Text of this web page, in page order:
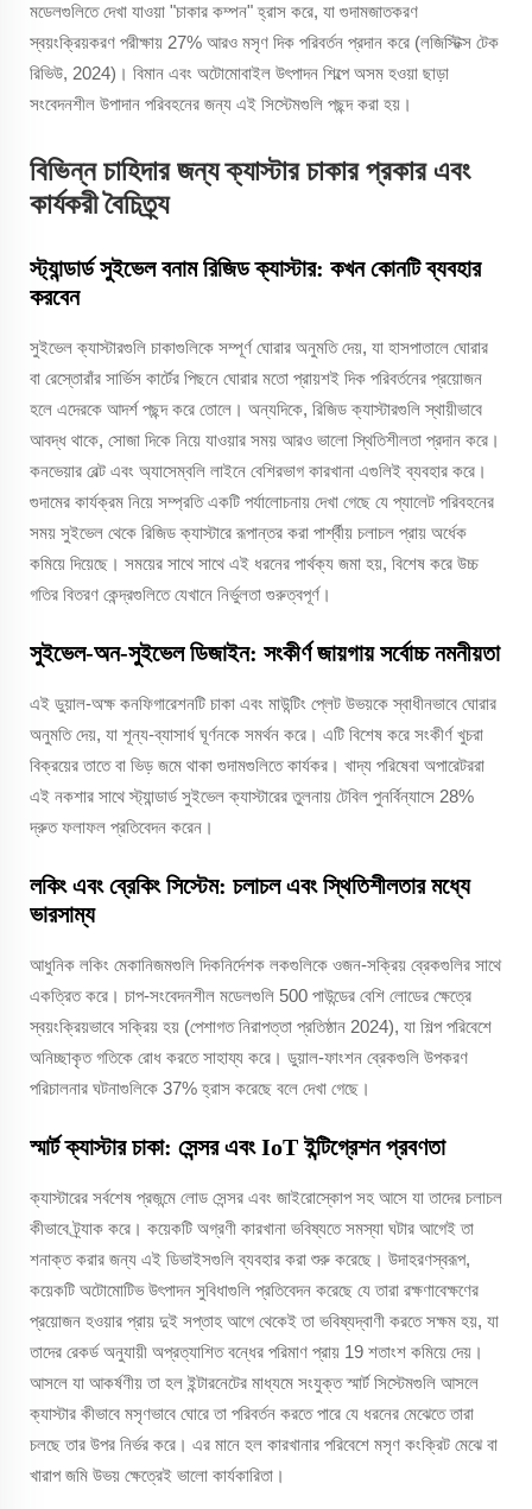
মডেলগুলিতে দেখা যাওয়া "চাকার কম্পন" হ্রাস করে, যা গুদামজাতকরণ
স্বয়ংক্রিয়করণ পরীক্ষায় 27% আরও মসৃণ দিক পরিবর্তন প্রদান করে (লজিস্টিক্স টেক
রিভিউ, 2024)। বিমান এবং অটোমোবাইল উৎপাদন শিল্পে অসম হওয়া ছাড়া
সংবেদনশীল উপাদান পরিবহনের জন্য এই সিস্টেমগুলি পছন্দ করা হয়।
বিভিন্ন চাহিদার জন্য ক্যাস্টার চাকার প্রকার এবং
কার্যকরী বৈচিত্র্য
স্ট্যান্ডার্ড সুইভেল বনাম রিজিড ক্যাস্টার: কখন কোনটি ব্যবহার
করবেন
সুইভেল ক্যাস্টারগুলি চাকাগুলিকে সম্পূর্ণ ঘোরার অনুমতি দেয়, যা হাসপাতালে ঘোরার
বা রেস্তোরাঁর সার্ভিস কার্টের পিছনে ঘোরার মতো প্রায়শই দিক পরিবর্তনের প্রয়োজন
হলে এদেরকে আদর্শ পছন্দ করে তোলে। অন্যদিকে, রিজিড ক্যাস্টারগুলি স্থায়ীভাবে
আবদ্ধ থাকে, সোজা দিকে নিয়ে যাওয়ার সময় আরও ভালো স্থিতিশীলতা প্রদান করে।
কনভেয়ার বেল্ট এবং অ্যাসেম্বলি লাইনে বেশিরভাগ কারখানা এগুলিই ব্যবহার করে।
গুদামের কার্যক্রম নিয়ে সম্প্রতি একটি পর্যালোচনায় দেখা গেছে যে প্যালেট পরিবহনের
সময় সুইভেল থেকে রিজিড ক্যাস্টারে রূপান্তর করা পার্শ্বীয় চলাচল প্রায় অর্ধেক
কমিয়ে দিয়েছে। সময়ের সাথে সাথে এই ধরনের পার্থক্য জমা হয়, বিশেষ করে উচ্চ
গতির বিতরণ কেন্দ্রগুলিতে যেখানে নির্ভুলতা গুরুত্বপূর্ণ।
সুইভেল-অন-সুইভেল ডিজাইন: সংকীর্ণ জায়গায় সর্বোচ্চ নমনীয়তা
এই ডুয়াল-অক্ষ কনফিগারেশনটি চাকা এবং মাউন্টিং প্লেট উভয়কে স্বাধীনভাবে ঘোরার
অনুমতি দেয়, যা শূন্য-ব্যাসার্ধ ঘূর্ণনকে সমর্থন করে। এটি বিশেষ করে সংকীর্ণ খুচরা
বিক্রয়ের তাতে বা ভিড় জমে থাকা গুদামগুলিতে কার্যকর। খাদ্য পরিষেবা অপারেটররা
এই নকশার সাথে স্ট্যান্ডার্ড সুইভেল ক্যাস্টারের তুলনায় টেবিল পুনর্বিন্যাসে 28%
দ্রুত ফলাফল প্রতিবেদন করেন।
লকিং এবং ব্রেকিং সিস্টেম: চলাচল এবং স্থিতিশীলতার মধ্যে
ভারসাম্য
আধুনিক লকিং মেকানিজমগুলি দিকনির্দেশক লকগুলিকে ওজন-সক্রিয় ব্রেকগুলির সাথে
একত্রিত করে। চাপ-সংবেদনশীল মডেলগুলি 500 পাউন্ডের বেশি লোডের ক্ষেত্রে
স্বয়ংক্রিয়ভাবে সক্রিয় হয় (পেশাগত নিরাপত্তা প্রতিষ্ঠান 2024), যা শিল্প পরিবেশে
অনিচ্ছাকৃত গতিকে রোধ করতে সাহায্য করে। ডুয়াল-ফাংশন ব্রেকগুলি উপকরণ
পরিচালনার ঘটনাগুলিকে 37% হ্রাস করেছে বলে দেখা গেছে।
স্মার্ট ক্যাস্টার চাকা: সেন্সর এবং IoT ইন্টিগ্রেশন প্রবণতা
ক্যাস্টারের সর্বশেষ প্রজন্মে লোড সেন্সর এবং জাইরোস্কোপ সহ আসে যা তাদের চলাচল
কীভাবে ট্র্যাক করে। কয়েকটি অগ্রণী কারখানা ভবিষ্যতে সমস্যা ঘটার আগেই তা
শনাক্ত করার জন্য এই ডিভাইসগুলি ব্যবহার করা শুরু করেছে। উদাহরণস্বরূপ,
কয়েকটি অটোমোটিভ উৎপাদন সুবিধাগুলি প্রতিবেদন করেছে যে তারা রক্ষণাবেক্ষণের
প্রয়োজন হওয়ার প্রায় দুই সপ্তাহ আগে থেকেই তা ভবিষ্যদ্বাণী করতে সক্ষম হয়, যা
তাদের রেকর্ড অনুযায়ী অপ্রত্যাশিত বন্ধের পরিমাণ প্রায় 19 শতাংশ কমিয়ে দেয়।
আসলে যা আকর্ষণীয় তা হল ইন্টারনেটের মাধ্যমে সংযুক্ত স্মার্ট সিস্টেমগুলি আসলে
ক্যাস্টার কীভাবে মসৃণভাবে ঘোরে তা পরিবর্তন করতে পারে যে ধরনের মেঝেতে তারা
চলছে তার উপর নির্ভর করে। এর মানে হল কারখানার পরিবেশে মসৃণ কংক্রিট মেঝে বা
খারাপ জমি উভয় ক্ষেত্রেই ভালো কার্যকারিতা।